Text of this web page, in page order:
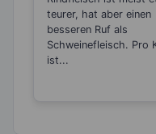
teurer, hat aber einen
besseren Ruf als
Schweinefleisch. Pro
ist...